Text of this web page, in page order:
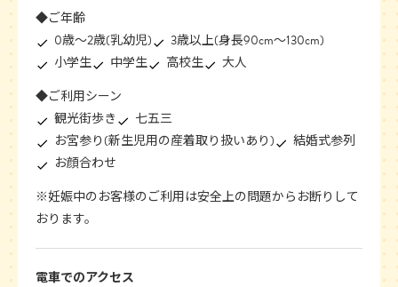
◆ご年齢
0歳〜2歳(乳幼児)
3歳以上(身長90cm〜130cm)
小学生
中学生 高校生
大人
◆ご利用シーン
観光街歩き
七五三
お宮参り(新生児用の産着取り扱いあり)
結婚式参列
お顔合わせ
※妊娠中のお客様のご利用は安全上の問題からお断りして
おります。
電車でのアクセス